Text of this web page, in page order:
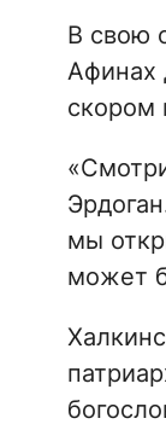
В свою
Афинах
скором
мы
может